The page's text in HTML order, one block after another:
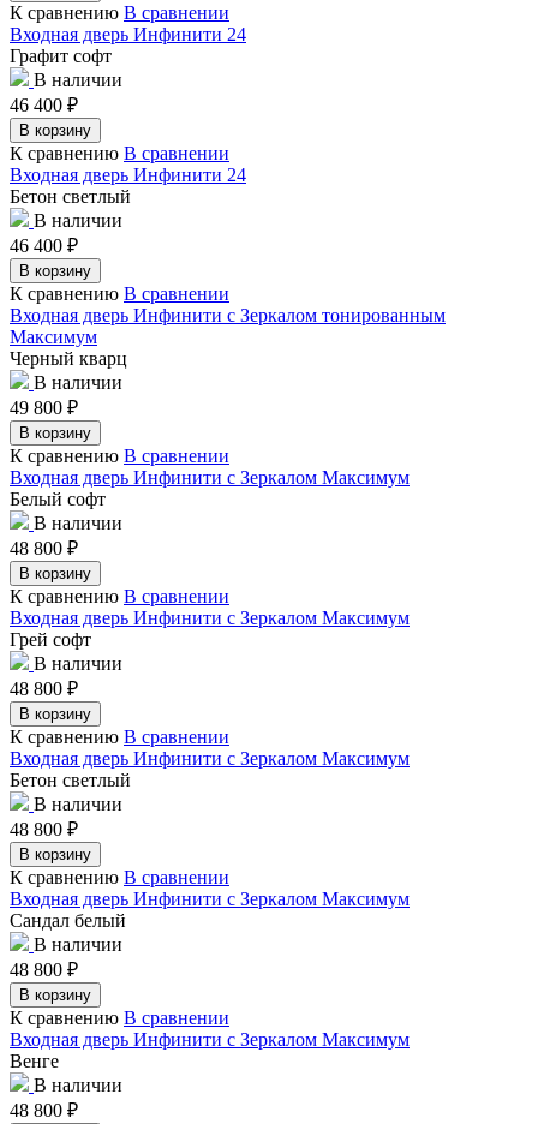
К сравнению В сравнении
Входная дверь Инфинити 24
Графит софт
В наличии
46 400 ₽
В корзину
К сравнению В сравнении
Входная дверь Инфинити 24
Бетон светлый
В наличии
46 400 ₽
В корзину
К сравнению В сравнении
Входная дверь Инфинити с Зеркалом тонированным
Максимум
Черный кварц
В наличии
49 800 ₽
В корзину
К сравнению В сравнении
Входная дверь Инфинити с Зеркалом Максимум
Белый софт
В наличии
48 800 ₽
В корзину
К сравнению В сравнении
Входная дверь Инфинити с Зеркалом Максимум
Грей софт
В наличии
48 800 ₽
В корзину
К сравнению В сравнении
Входная дверь Инфинити с Зеркалом Максимум
Бетон светлый
В наличии
48 800 ₽
В корзину
К сравнению В сравнении
Входная дверь Инфинити с Зеркалом Максимум
Сандал белый
В наличии
48 800 ₽
В корзину
К сравнению В сравнении
Входная дверь Инфинити с Зеркалом Максимум
Венге
В наличии
48 800 ₽